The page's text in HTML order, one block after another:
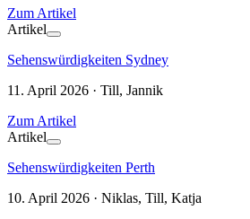
Zum Artikel
Artikel
Sehenswürdigkeiten Sydney
11. April 2026 · Till, Jannik
Zum Artikel
Artikel
Sehenswürdigkeiten Perth
10. April 2026 · Niklas, Till, Katja